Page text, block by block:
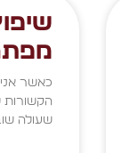
כאשר
הקשורות
שעולה